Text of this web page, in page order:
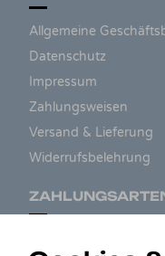
Allgemeine
Datenschutz
Impressum
Zahlungsweisen
Versand & Lieferung
Widerrufsbelehrung